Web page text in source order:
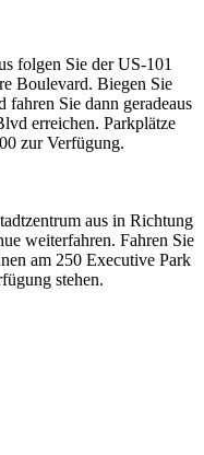
folgen Sie der US-101
Boulevard. Biegen Sie
Sie dann geradeaus
erreichen. Parkplätze
zur Verfügung.
aus in Richtung
weiterfahren. Fahren Sie
am 250 Executive Park
stehen.